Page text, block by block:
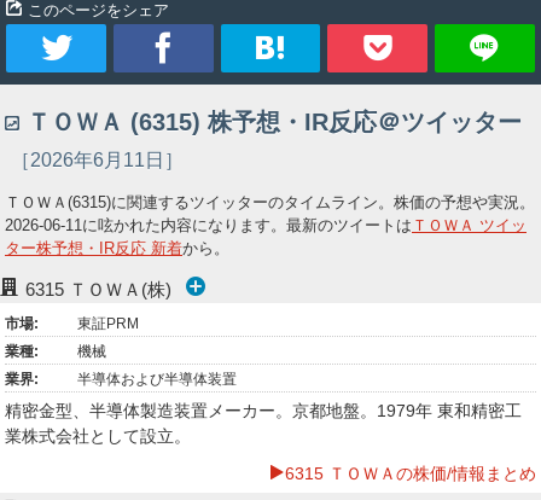
このページをシェア
イ
ー
ト
ェ
ア
ッ
ク
マ
ク
ＴＯＷＡ (6315) 株予想・IR反応＠ツイッター
［2026年6月11日］
ＴＯＷＡ(6315)に関連するツイッターのタイムライン。株価の予想や実況。
2026-06-11に呟かれた内容になります。最新のツイートは ＴＯＷＡ ツイッ
ター株予想・IR反応 新着から。
6315 ＴＯＷＡ(株)
市場:
東証PRM
業種:
機械
業界:
半導体および半導体装置
精密金型、半導体製造装置メーカー。京都地盤。1979年 東和精密工
業株式会社として設立。
6315 ＴＯＷＡの株価/情報まとめ